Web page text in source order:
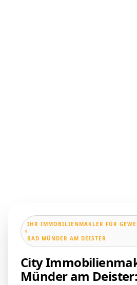
IHR IMMOBILIENMAKLER FÜR
BAD MÜNDER AM DEISTER
City
Münder am